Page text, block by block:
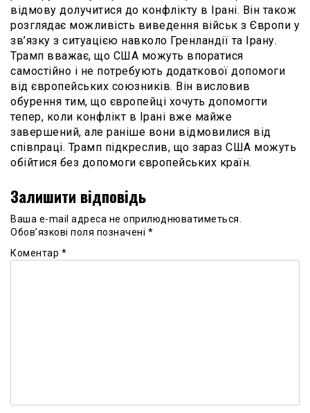
відмову долучитися до конфлікту в Ірані. Він також
розглядає можливість виведення військ з Європи у
зв’язку з ситуацією навколо Гренландії та Ірану.
Трамп вважає, що США можуть впоратися
самостійно і не потребують додаткової допомоги
від європейських союзників. Він висловив
обурення тим, що європейці хочуть допомогти
тепер, коли конфлікт в Ірані вже майже
завершений, але раніше вони відмовилися від
співпраці. Трамп підкреслив, що зараз США можуть
обійтися без допомоги європейських країн.
Залишити відповідь
Ваша e-mail адреса не оприлюднюватиметься.
Обов’язкові поля позначені *
Коментар *